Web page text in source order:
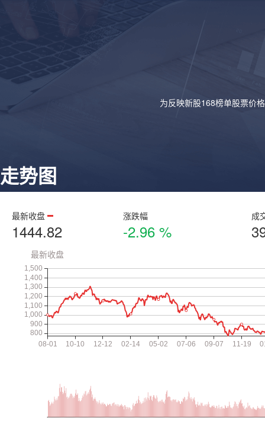
为反映新股168榜单股票价
走势图
最新收盘
1444.82
涨跌幅
-2.96 %
成